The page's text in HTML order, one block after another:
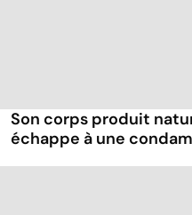
Son corps produit
échappe à une